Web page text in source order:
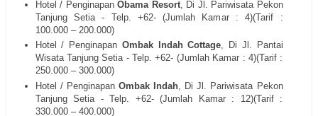
Hotel / Penginapan Obama Resort, Di Jl. Pariwisata Pekon
Tanjung Setia - Telp. +62- (Jumlah Kamar : 4)(Tarif :
100.000 – 200.000)
Hotel / Penginapan Ombak Indah Cottage, Di Jl. Pantai
Wisata Tanjung Setia - Telp. +62- (Jumlah Kamar : 4)(Tarif :
250.000 – 300.000)
Hotel / Penginapan Ombak Indah , Di Jl. Pariwisata Pekon
Tanjung Setia - Telp. +62- (Jumlah Kamar : 12)(Tarif :
330.000 – 400.000)